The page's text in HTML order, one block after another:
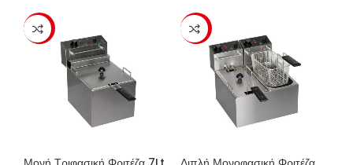
-23% -23%